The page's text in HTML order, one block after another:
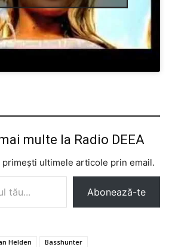
multe la Radio DEEA
primești ultimele articole prin email.
Abonează-te
Helden
Basshunter